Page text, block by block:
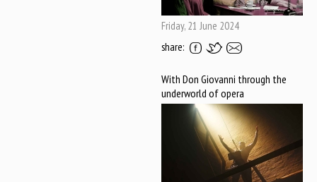
Friday, 21 June 2024
share:
With Don Giovanni through the
underworld of opera